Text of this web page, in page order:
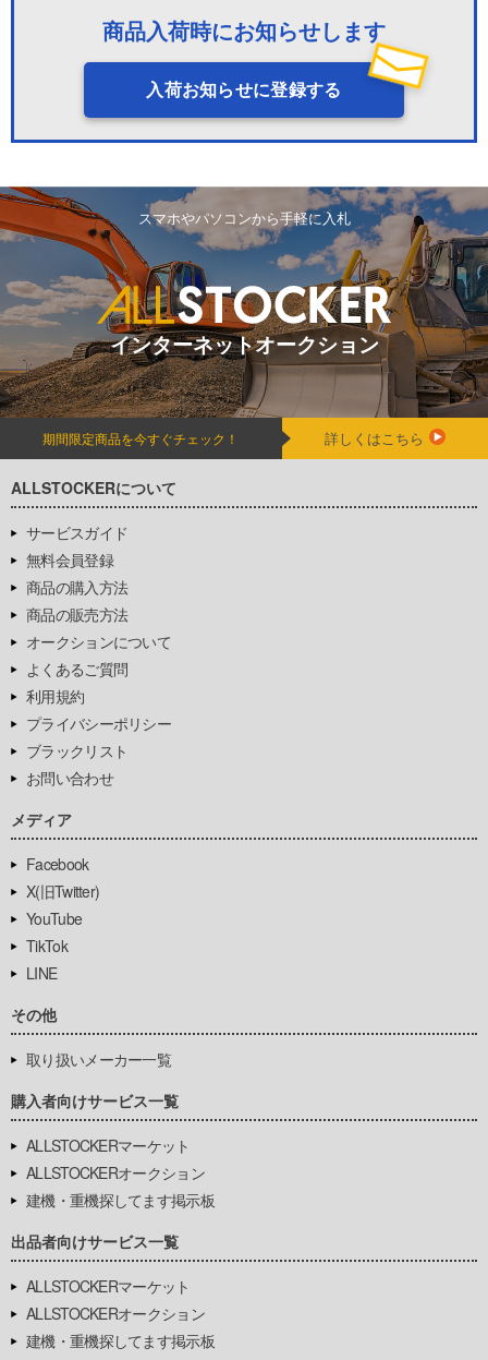
商品入荷時にお知らせします
入荷お知らせに登録する
スマホやパソコンから手軽に入札
インターネットオークション
期間限定商品を今すぐチェック！ 詳しくはこちら
ALLSTOCKERについて
サービスガイド
無料会員登録
商品の購入方法
商品の販売方法
オークションについて
よくあるご質問
利用規約
プライバシーポリシー
ブラックリスト
お問い合わせ
メディア
Facebook
X(旧Twitter)
YouTube
TikTok
LINE
その他
取り扱いメーカー一覧
購入者向けサービス一覧
ALLSTOCKERマーケット
ALLSTOCKERオークション
建機・重機探してます掲示板
出品者向けサービス一覧
ALLSTOCKERマーケット
ALLSTOCKERオークション
建機・重機探してます掲示板